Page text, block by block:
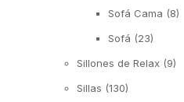
Sofá Cama (8)
Sofá (23)
Sillones de Relax (9)
Sillas (130)